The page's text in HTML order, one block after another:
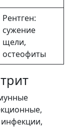
Рентген:
сужение
щели,
остеофиты